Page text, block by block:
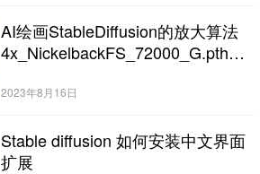
AI绘画StableDiffusion的放大算法
4x_NickelbackFS_72000_G.pth下
2023年8月16日
Stable diffusion 如何安装中文界面
扩展